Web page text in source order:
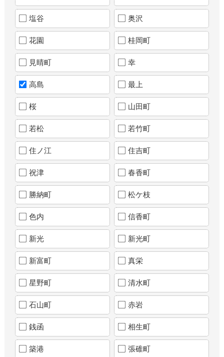
塩谷 奥沢
花園 桂岡町
見晴町 幸
高島 最上
桜 山田町
若松 若竹町
住ノ江 住吉町
祝津 春香町
勝納町 松ケ枝
色内 信香町
新光 新光町
新富町 真栄
星野町 清水町
石山町 赤岩
銭函 相生町
築港 張碓町